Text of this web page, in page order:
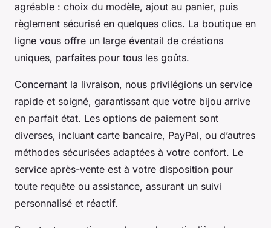
agréable : choix du modèle, ajout au panier, puis
règlement sécurisé en quelques clics. La boutique en
ligne vous offre un large éventail de créations
uniques, parfaites pour tous les goûts.
Concernant la livraison, nous privilégions un service
rapide et soigné, garantissant que votre bijou arrive
en parfait état. Les options de paiement sont
diverses, incluant carte bancaire, PayPal, ou d’autres
méthodes sécurisées adaptées à votre confort. Le
service après-vente est à votre disposition pour
toute requête ou assistance, assurant un suivi
personnalisé et réactif.